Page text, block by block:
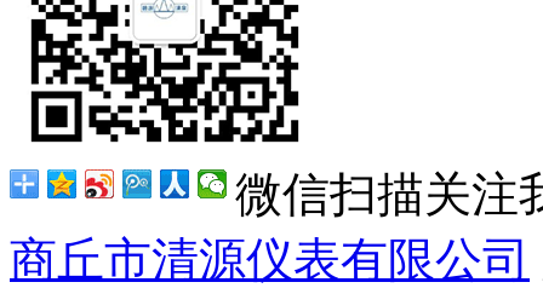
微信扫描关注
商丘市清源仪表有限公司